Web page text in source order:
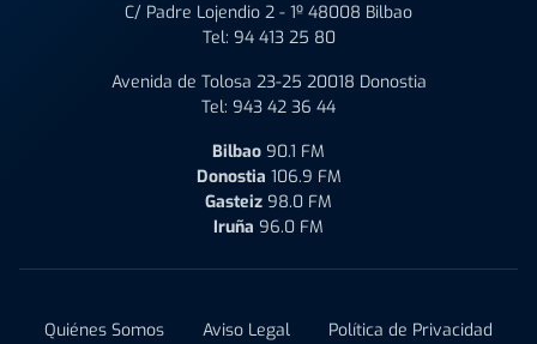
C/ Padre Lojendio 2 - 1º 48008 Bilbao
Tel: 94 413 25 80
Avenida de Tolosa 23-25 20018 Donostia
Tel: 943 42 36 44
Bilbao 90.1 FM
Donostia 106.9 FM
Gasteiz 98.0 FM
Iruña 96.0 FM
Quiénes Somos Aviso Legal
Política de Privacidad